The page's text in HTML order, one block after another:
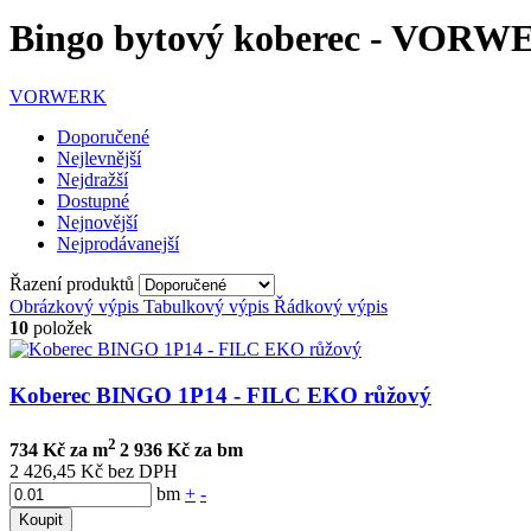
Bingo bytový koberec -
VORWERK
Doporučené
Nejlevnější
Nejdražší
Dostupné
Nejnovější
Nejprodávanejší
Řazení produktů
Obrázkový výpis Tabulkový výpis Řádkový výpis
10 položek
Koberec BINGO 1P14 - FILC EKO růžový
734 Kč za m2 2 936 Kč za bm
2 426,45 Kč bez DPH
bm + -
Koupit